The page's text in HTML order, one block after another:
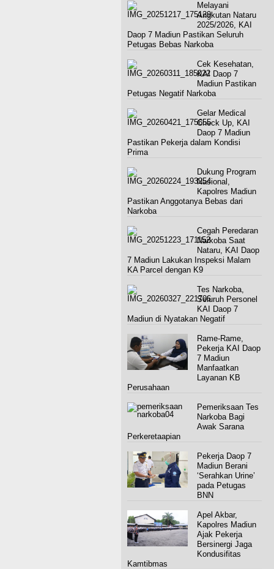
Melayani
Angkutan Nataru
2025/2026, KAI
Daop 7 Madiun Pastikan Seluruh
Petugas Bebas Narkoba
Cek Kesehatan,
KAI Daop 7
Madiun Pastikan
Petugas Negatif Narkoba
Gelar Medical
Check Up, KAI
Daop 7 Madiun
Pastikan Pekerja dalam Kondisi
Prima
Dukung Program
Nasional,
Kapolres Madiun
Pastikan Anggotanya Bebas dari
Narkoba
Cegah Peredaran
Narkoba Saat
Nataru, KAI Daop
7 Madiun Lakukan Inspeksi Malam
KA Parcel dengan K9
Tes Narkoba,
Seluruh Personel
KAI Daop 7
Madiun di Nyatakan Negatif
Rame-Rame,
Pekerja KAI Daop
7 Madiun
Manfaatkan
Layanan KB
Perusahaan
Pemeriksaan Tes
Narkoba Bagi
Awak Sarana
Perkeretaapian
Pekerja Daop 7
Madiun Berani
‘Serahkan Urine’
pada Petugas
BNN
Apel Akbar,
Kapolres Madiun
Ajak Pekerja
Bersinergi Jaga
Kondusifitas
Kamtibmas